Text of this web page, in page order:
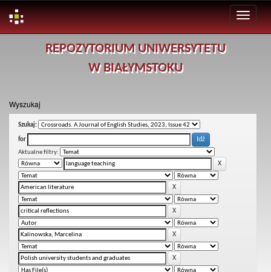
REPOZYTORIUM UNIWERSYTETU
W BIAŁYMSTOKU
Wyszukaj
Szukaj:
for
Aktualne filtry: